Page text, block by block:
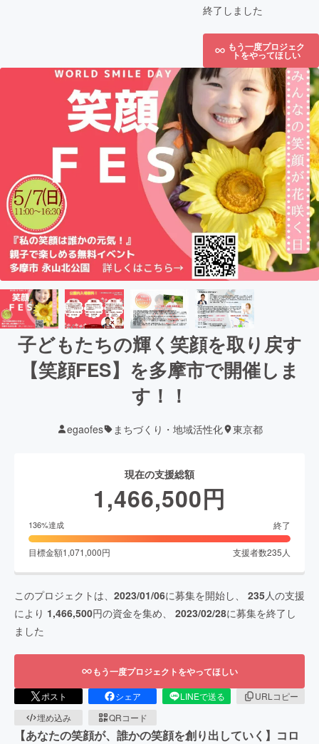
終了しました
もう一度プロジェク
トをやってほしい
子どもたちの輝く笑顔を取り戻す
【笑顔FES】を多摩市で開催しま
す！！
egaofes まちづくり・地域活性化 東京都
現在の支援総額
1,466,500円
136%達成 終了
目標金額1,071,000円 支援者数235 人
このプロジェクトは、 2023/01/06に募集を開始し、 235人の支援
により 1,466,500円の資金を集め、 2023/02/28に募集を終了し
ました
もう一度プロジェクトをやってほしい
ポスト シェア LINEで送る
URLコピー
埋め込み
QRコード
【あなたの笑顔が、誰かの笑顔を創り出していく】コロ